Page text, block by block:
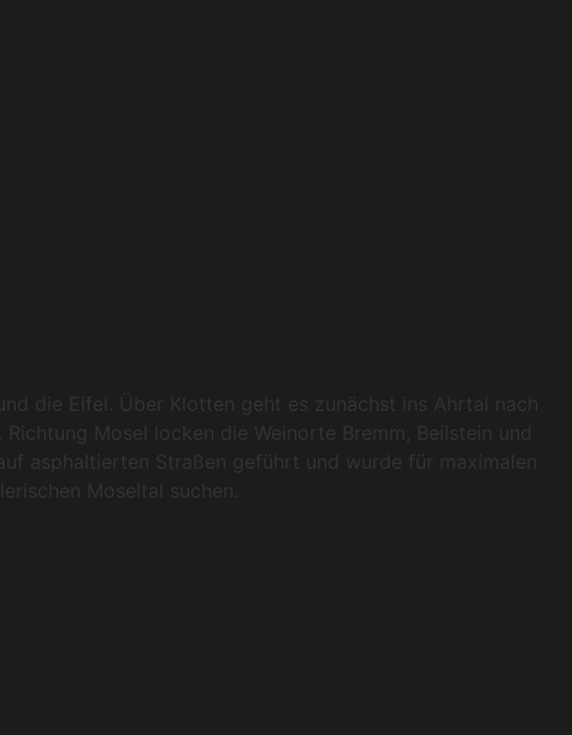
die Eifel. Über Klotten geht es zunächst ins Ahrtal nach
Mosel locken die Weinorte Bremm, Beilstein und
asphaltierten Straßen geführt und wurde für maximalen
Moseltal suchen.